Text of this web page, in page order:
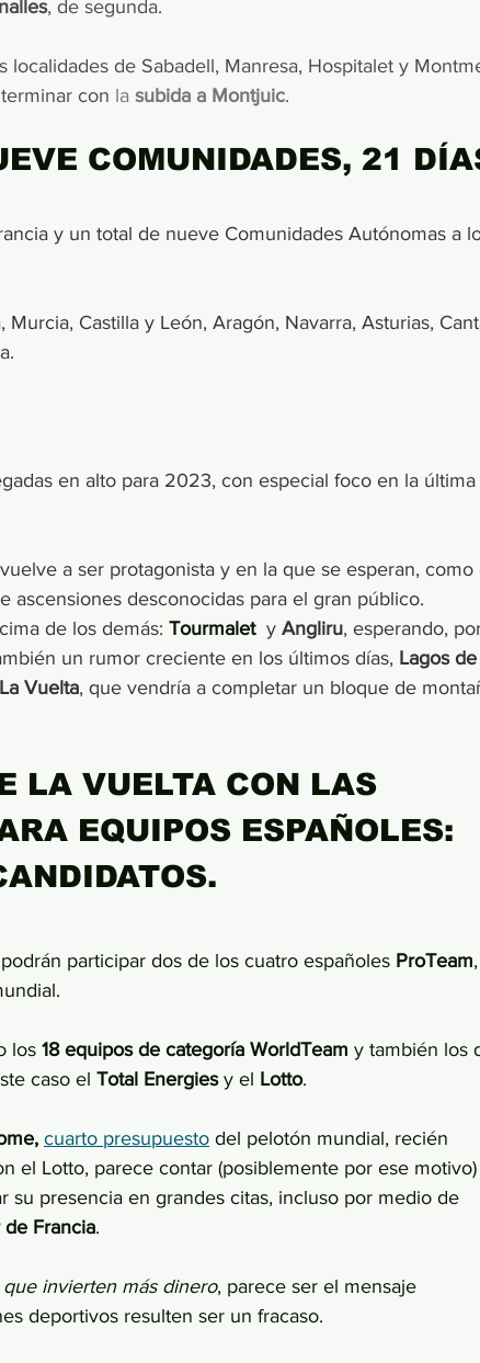
, de segunda.
localidades de Sabadell, Manresa, Hospitalet y
con la subida a Montjuic.
COMUNIDADES, 21
y un total de nueve Comunidades Autónomas a
Murcia, Castilla y León, Aragón, Navarra, Asturias,
en alto para 2023, con especial foco en la última
a ser protagonista y en la que se esperan, como
ascensiones desconocidas para el gran público.
de los demás: Tourmalet y Angliru, esperando,
un rumor creciente en los últimos días, Lagos de
La Vuelta, que vendría a completar un bloque de
LA VUELTA CON LAS
EQUIPOS ESPAÑOLES:
participar dos de los cuatro españoles ProTeam
los 18 equipos de categoría WorldTeam y también los
caso el Total Energies y el Lotto.
cuarto presupuesto del pelotón mundial, recién
el Lotto, parece contar (posiblemente por ese
su presencia en grandes citas, incluso por medio de
de Francia.
invierten más dinero, parece ser el mensaje
deportivos resulten ser un fracaso.